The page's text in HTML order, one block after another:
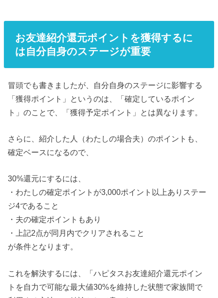
お友達紹介還元ポイントを獲得するに
は自分自身のステージが重要
冒頭でも書きましたが、自分自身のステージに影響する
「獲得ポイント」というのは、「確定しているポイン
ト」のことで、「獲得予定ポイント」とは異なります。
さらに、紹介した人（わたしの場合夫）のポイントも、
確定ベースになるので、
30%還元にするには、
・わたしの確定ポイントが3,000ポイント以上ありステー
ジ4であること
・夫の確定ポイントもあり
・上記2点が同月内でクリアされること
が条件となります。
これを解決するには、「ハピタスお友達紹介還元ポイン
トを自力で可能な最大値30%を維持した状態で家族間で